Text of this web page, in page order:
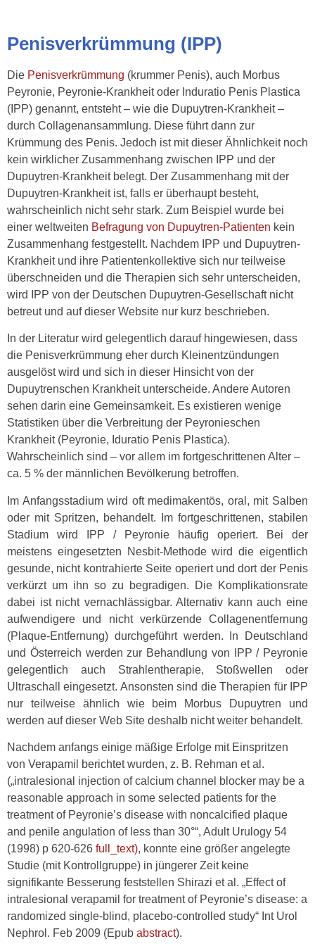
Penisverkrümmung (IPP)
Die Penisverkrümmung (krummer Penis), auch Morbus
Peyronie, Peyronie-Krankheit oder Induratio Penis Plastica
(IPP) genannt, entsteht – wie die Dupuytren-Krankheit –
durch Collagenansammlung. Diese führt dann zur
Krümmung des Penis. Jedoch ist mit dieser Ähnlichkeit noch
kein wirklicher Zusammenhang zwischen IPP und der
Dupuytren-Krankheit belegt. Der Zusammenhang mit der
Dupuytren-Krankheit ist, falls er überhaupt besteht,
wahrscheinlich nicht sehr stark. Zum Beispiel wurde bei
einer weltweiten Befragung von Dupuytren-Patienten kein
Zusammenhang festgestellt. Nachdem IPP und Dupuytren-
Krankheit und ihre Patientenkollektive sich nur teilweise
überschneiden und die Therapien sich sehr unterscheiden,
wird IPP von der Deutschen Dupuytren-Gesellschaft nicht
betreut und auf dieser Website nur kurz beschrieben.
In der Literatur wird gelegentlich darauf hingewiesen, dass
die Penisverkrümmung eher durch Kleinentzündungen
ausgelöst wird und sich in dieser Hinsicht von der
Dupuytrenschen Krankheit unterscheide. Andere Autoren
sehen darin eine Gemeinsamkeit. Es existieren wenige
Statistiken über die Verbreitung der Peyronieschen
Krankheit (Peyronie, Iduratio Penis Plastica).
Wahrscheinlich sind – vor allem im fortgeschrittenen Alter –
ca. 5 % der männlichen Bevölkerung betroffen.
Im Anfangsstadium wird oft medimakentös, oral, mit Salben
oder mit Spritzen, behandelt. Im fortgeschrittenen, stabilen
Stadium wird IPP / Peyronie häufig operiert. Bei der
meistens eingesetzten Nesbit-Methode wird die eigentlich
gesunde, nicht kontrahierte Seite operiert und dort der Penis
verkürzt um ihn so zu begradigen. Die Komplikationsrate
dabei ist nicht vernachlässigbar. Alternativ kann auch eine
aufwendigere und nicht verkürzende Collagenentfernung
(Plaque-Entfernung) durchgeführt werden. In Deutschland
und Österreich werden zur Behandlung von IPP / Peyronie
gelegentlich auch Strahlentherapie, Stoßwellen oder
Ultraschall eingesetzt. Ansonsten sind die Therapien für IPP
nur teilweise ähnlich wie beim Morbus Dupuytren und
werden auf dieser Web Site deshalb nicht weiter behandelt.
Nachdem anfangs einige mäßige Erfolge mit Einspritzen
von Verapamil berichtet wurden, z. B. Rehman et al.
(„intralesional injection of calcium channel blocker may be a
reasonable approach in some selected patients for the
treatment of Peyronie’s disease with noncalcified plaque
and penile angulation of less than 30°“, Adult Urulogy 54
(1998) p 620-626 full_text), konnte eine größer angelegte
Studie (mit Kontrollgruppe) in jüngerer Zeit keine
signifikante Besserung feststellen Shirazi et al. „Effect of
intralesional verapamil for treatment of Peyronie’s disease: a
randomized single-blind, placebo-controlled study“ Int Urol
Nephrol. Feb 2009 (Epub abstract).